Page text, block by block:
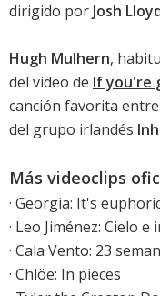
dirigido por Josh
Hugh Mulhern,
del video de If you're
canción favorita
del grupo irlandés
Más videoclips
· Georgia: It's
· Leo Jiménez: Cielo e
· Cala Vento: 23
· Chlöe: In pieces